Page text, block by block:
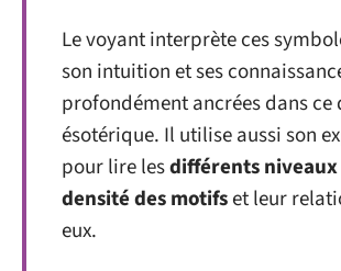
Le voyant interprète ces
son intuition et ses
profondément ancrées dans ce
ésotérique. Il utilise aussi son
pour lire lesdifférents niveaux
densité des motifset leur
eux.